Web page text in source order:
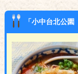
「小中台北公